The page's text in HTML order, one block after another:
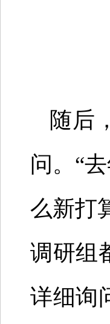
随后
问。“
么新打
调研组
详细询